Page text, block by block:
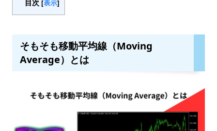
目次 [表示]
そもそも移動平均線（Moving
Average）とは